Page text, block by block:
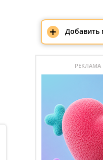
+ Добавить
РЕКЛАМА